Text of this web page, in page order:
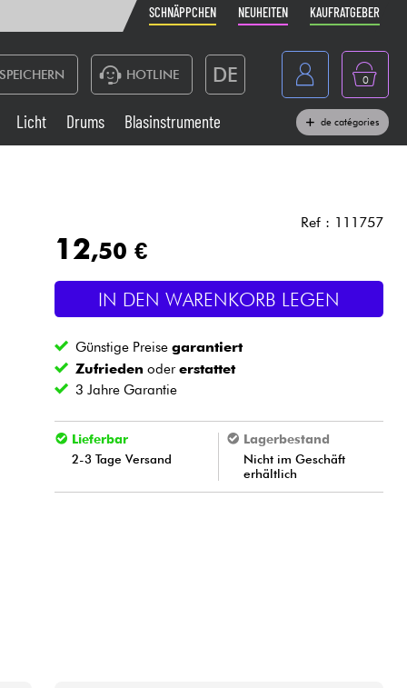
SCHNÄPPCHEN NEUHEITEN KAUFRATGEBER
HOTLINE DE
Belgique
Nederland
0
Live-Sound
Blasinstrumente
Kabel & Zubehöre
Licht Drums Blasinstrumente de catégories
Ref : 111757
12,50 €
IN DEN WARENKORB LEGEN
Günstige Preisegarantiert
Zufrieden odererstattet
3 Jahre Garantie
Lieferbar
2-3 Tage Versand
Lagerbestand
Nicht im Geschäft
erhältlich